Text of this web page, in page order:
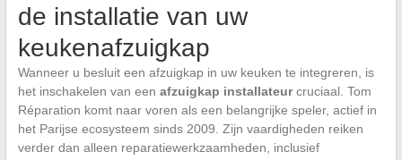
de installatie van uw
keukenafzuigkap
Wanneer u besluit een afzuigkap in uw keuken te integreren, is
het inschakelen van een afzuigkap installateurcruciaal. Tom
Réparation komt naar voren als een belangrijke speler, actief in
het Parijse ecosysteem sinds 2009. Zijn vaardigheden reiken
verder dan alleen reparatiewerkzaamheden, inclusief